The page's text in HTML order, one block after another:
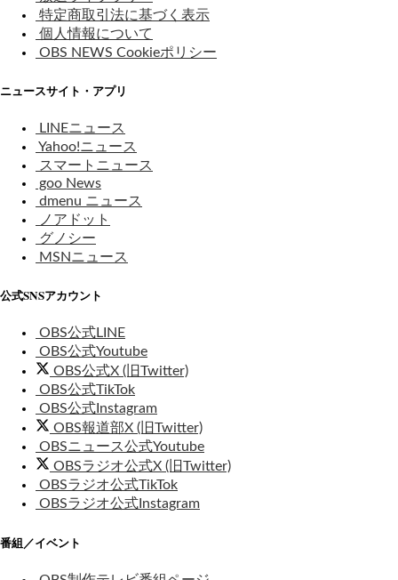
特定商取引法に基づく表示
個人情報について
OBS NEWS Cookieポリシー
ニュースサイト・アプリ
LINEニュース
Yahoo!ニュース
スマートニュース
goo News
dmenu ニュース
ノアドット
グノシー
MSNニュース
公式SNSアカウント
OBS公式LINE
OBS公式Youtube
OBS公式X (旧Twitter)
OBS公式TikTok
OBS公式Instagram
OBS報道部X (旧Twitter)
OBSニュース公式Youtube
OBSラジオ公式X (旧Twitter)
OBSラジオ公式TikTok
OBSラジオ公式Instagram
番組／イベント